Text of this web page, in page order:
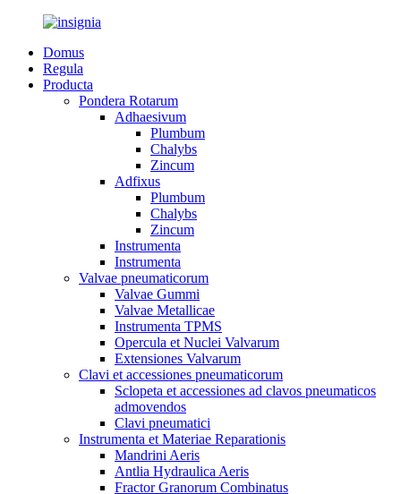
Domus
Regula
Producta
Pondera Rotarum
Adhaesivum
Plumbum
Chalybs
Zincum
Adfixus
Plumbum
Chalybs
Zincum
Instrumenta
Instrumenta
Valvae pneumaticorum
Valvae Gummi
Valvae Metallicae
Instrumenta TPMS
Opercula et Nuclei Valvarum
Extensiones Valvarum
Clavi et accessiones pneumaticorum
Sclopeta et accessiones ad clavos pneumaticos
admovendos
Clavi pneumatici
Instrumenta et Materiae Reparationis
Mandrini Aeris
Antlia Hydraulica Aeris
Fractor Granorum Combinatus